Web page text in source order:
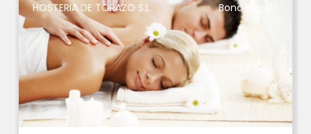
HOSTERIA DE TORAZO S.L. Bono Regalo